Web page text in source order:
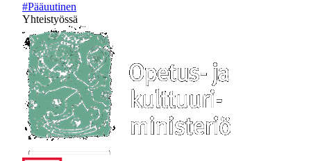
#Pääuutinen
Yhteistyössä